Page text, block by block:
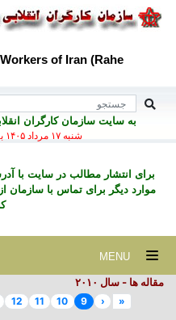
of Iran (Rahe
به سايت سازمان کارگران
شنبه ۱۷ مرداد ۱۴۰۵ برابر با ۰۸ اگوست ۲۰۲۶
برای انتشار مطالب در سايت با
موارد ديگر برای تماس با سازمان
مقاله ها - سال ۲٠۱٠
«
‹
9
10
11
12